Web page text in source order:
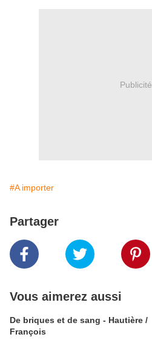
Publicité
#A importer
Partager
Vous aimerez aussi
De briques et de sang - Hautière /
François